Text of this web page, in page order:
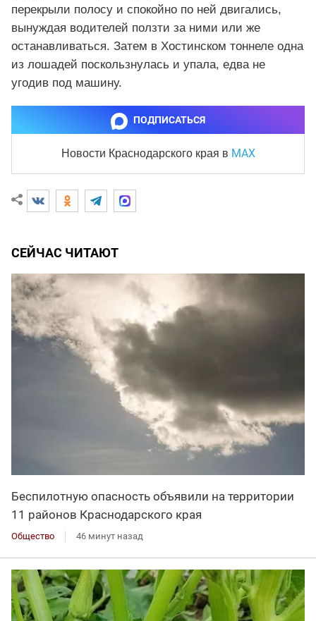
перекрыли полосу и спокойно по ней двигались,
вынуждая водителей ползти за ними или же
останавливаться. Затем в Хостинском тоннеле одна
из лошадей поскользнулась и упала, едва не
угодив под машину.
ПОДПИСАТЬСЯ
Новости Краснодарского края в MAX
СЕЙЧАС ЧИТАЮТ
Беспилотную опасность объявили на территории
11 районов Краснодарского края
Общество 46 минут назад